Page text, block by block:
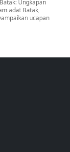
Ungkapan
adat Batak,
ucapan